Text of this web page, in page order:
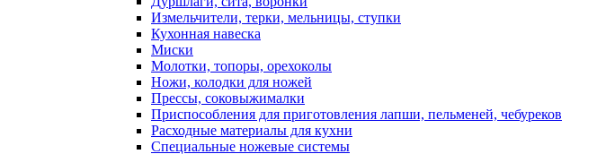
Измельчители, терки, мельницы, ступки
Кухонная навеска
Миски
Молотки, топоры, орехоколы
Ножи, колодки для ножей
Прессы, соковыжималки
Приспособления для приготовления лапши, пельменей, чебуреков
Расходные материалы для кухни
Специальные ножевые системы